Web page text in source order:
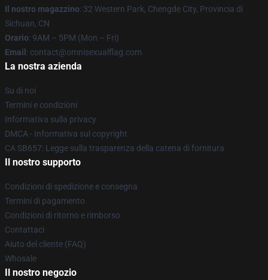
Il nostro magazzino: 32 Western Park, Chengde City, Provincia di
Sichuan, CN
Orario: 9AM – 5PM (Mon – Fri)
Email : contact@omnisexualflag.com
La nostra azienda
Su di noi
Termini e condizioni
Informativa sulla privacy
DMCA - Informativa sul copyright
CA SB657: Legge sulla trasparenza della catena di fornitura
Il nostro supporto
Condizioni di spedizione e consegna
Termini di pagamento
Condizioni di ritorno e rimborso
Contattaci
Aiuto del cliente (FAQ)
Whosale
Il nostro negozio